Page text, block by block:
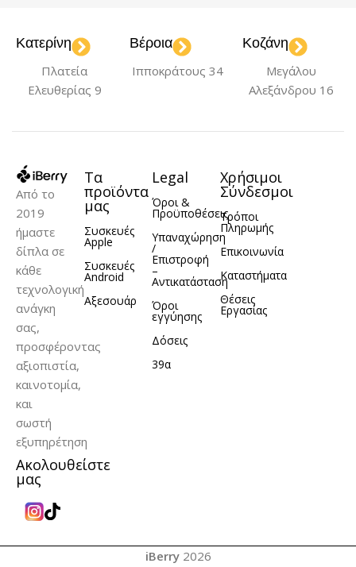
Κατερίνη
Πλατεία
Ελευθερίας 9
Βέροια
Ιπποκράτους 34
Κοζάνη
Μεγάλου
Αλεξάνδρου 16
Από το
2019
ήμαστε
δίπλα σε
κάθε
τεχνολογική
ανάγκη
σας,
προσφέροντας
αξιοπιστία,
καινοτομία,
και
σωστή
εξυπηρέτηση
Ακολουθείστε
μας
Τα
προϊόντα
μας
Συσκευές
Apple
Συσκευές
Android
Αξεσουάρ
Legal
Όροι &
Προϋποθέσεις
Υπαναχώρηση
/
Επιστροφή
–
Αντικατάσταση
Όροι
εγγύησης
Δόσεις
39α
Χρήσιμοι
Σύνδεσμοι
Τρόποι
Πληρωμής
Επικοινωνία
Καταστήματα
Θέσεις
Εργασίας
iBerry 2026